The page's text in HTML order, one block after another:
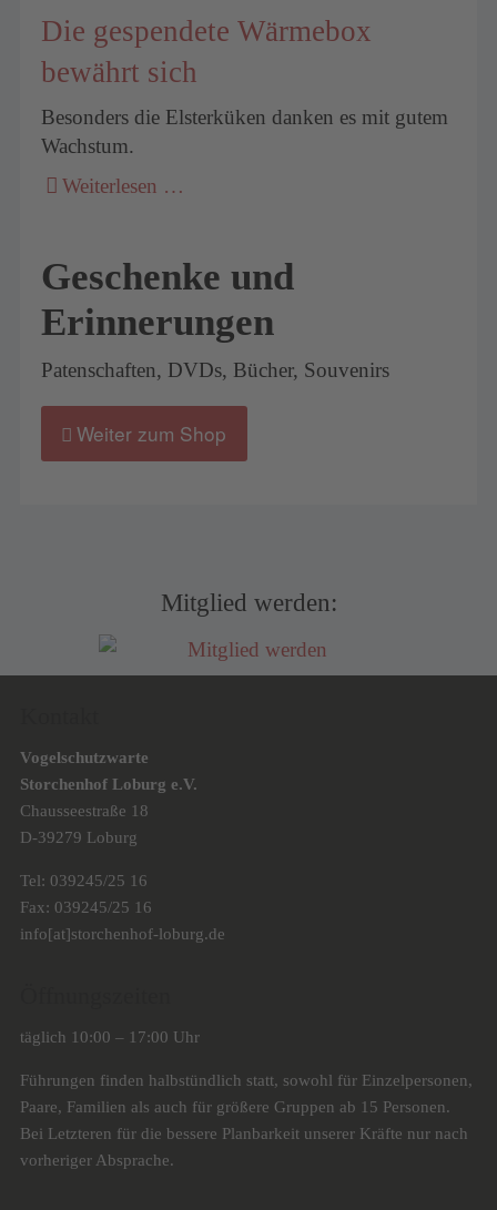
Die gespendete Wärmebox
bewährt sich
Besonders die Elsterküken danken es mit gutem
Wachstum.
Weiterlesen …
Geschenke und
Erinnerungen
Patenschaften, DVDs, Bücher, Souvenirs
Weiter zum Shop
Mitglied werden:
Vogelschutzwarte
Storchenhof Loburg e.V.
Chausseestraße 18
D-39279 Loburg
Tel: 039245/25 16
Fax: 039245/25 16
info[at]storchenhof-loburg.de
täglich 10:00 – 17:00 Uhr
Führungen finden halbstündlich statt, sowohl für Einzelpersonen,
Paare, Familien als auch für größere Gruppen ab 15 Personen.
Bei Letzteren für die bessere Planbarkeit unserer Kräfte nur nach
vorheriger Absprache.